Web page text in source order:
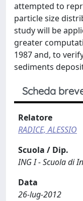
attempted to
particle size
study will be
greater
1987 and, to
sediments
Scheda
Relatore
RADICE, ALESSIO
Scuola / Dip.
ING I - Scuola di
Data
26-lug-2012